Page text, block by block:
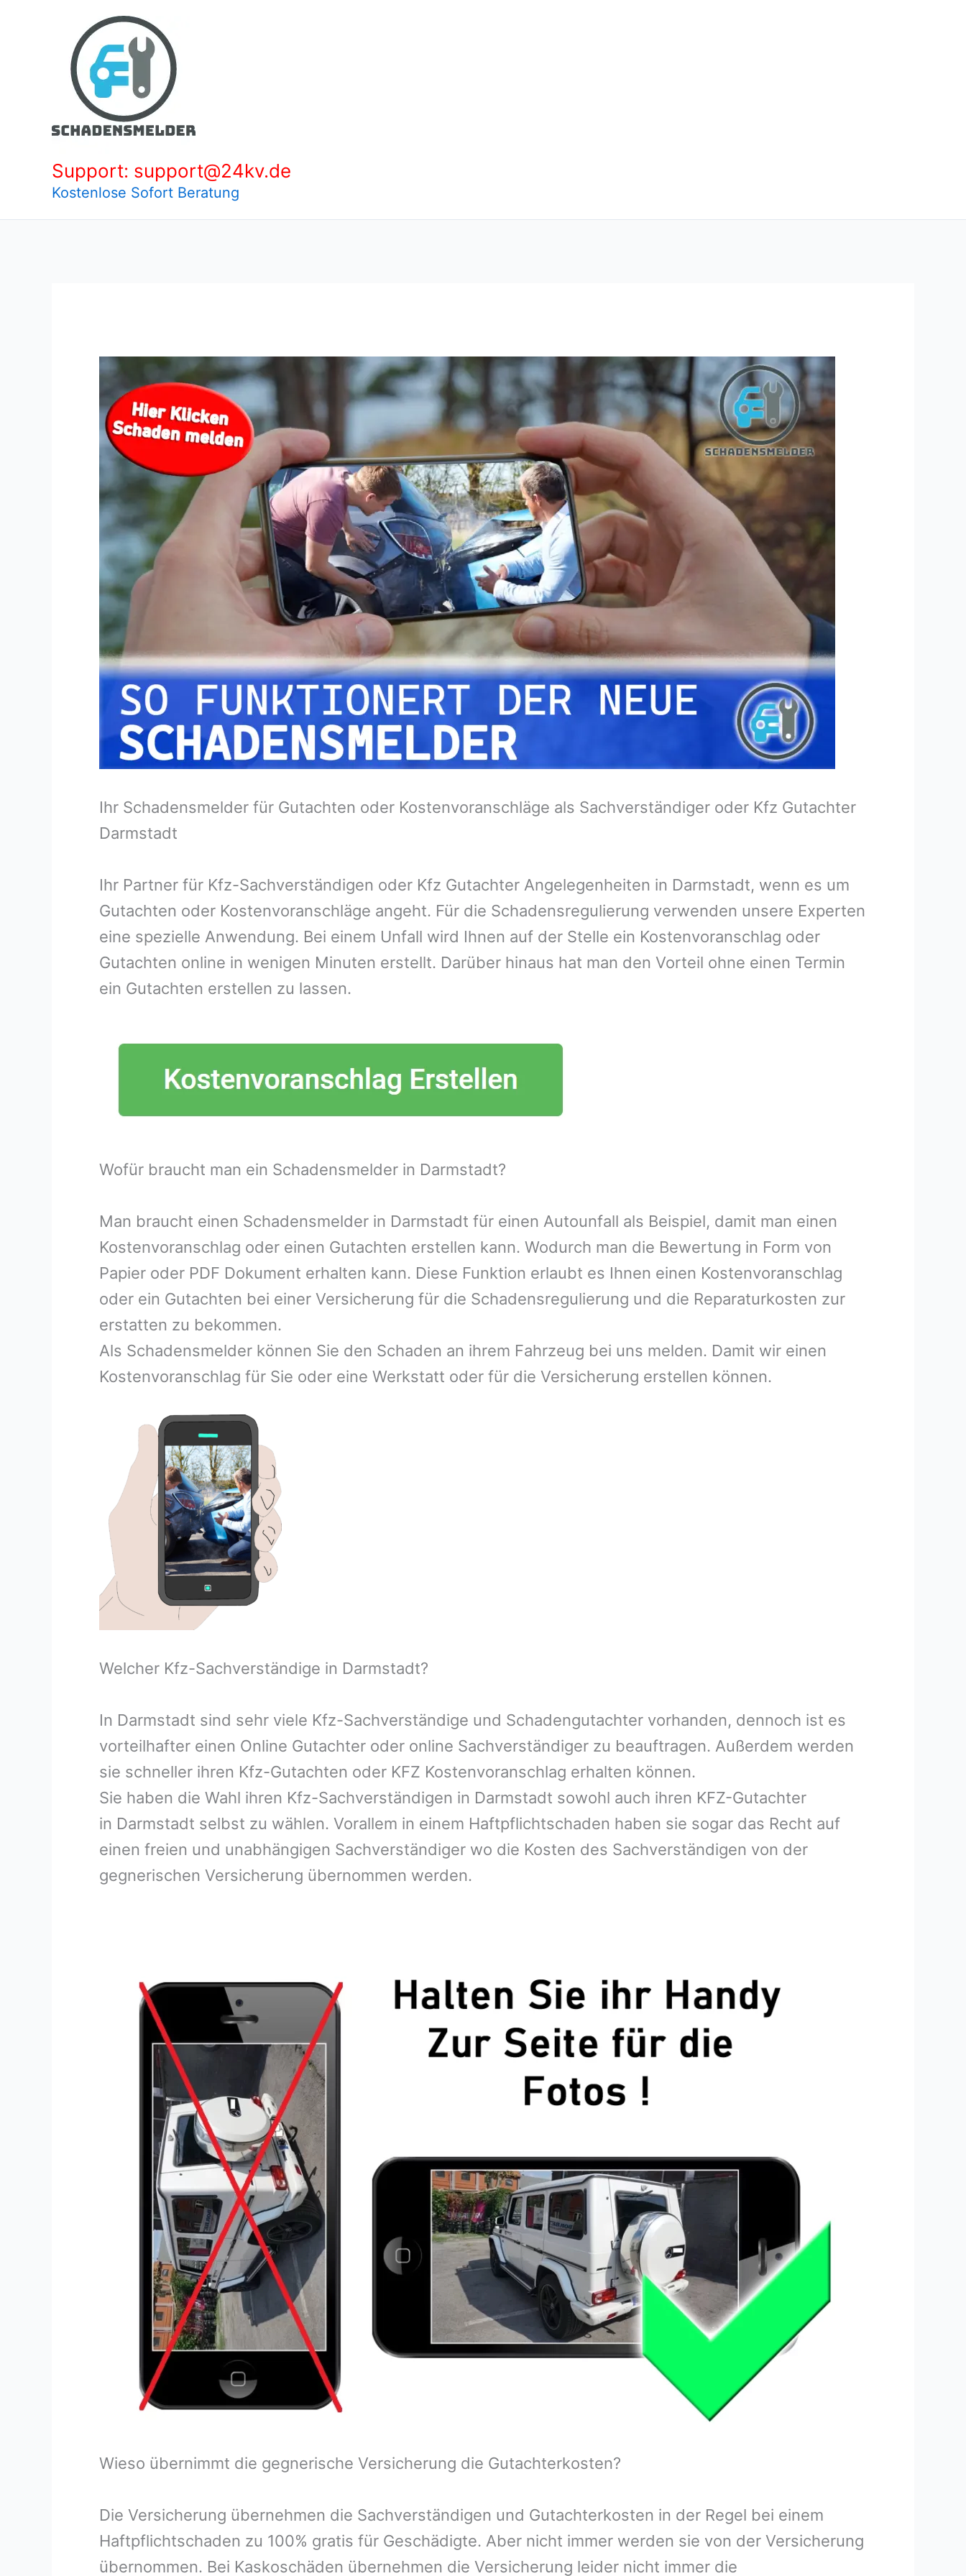
Support: support@24kv.de
Kostenlose Sofort Beratung
Ihr Schadensmelder für Gutachten oder Kostenvoranschläge als Sachverständiger oder Kfz Gutachter
Darmstadt
Ihr Partner für Kfz-Sachverständigen oder Kfz Gutachter Angelegenheiten in Darmstadt, wenn es um
Gutachten oder Kostenvoranschläge angeht. Für die Schadensregulierung verwenden unsere Experten
eine spezielle Anwendung. Bei einem Unfall wird Ihnen auf der Stelle ein Kostenvoranschlag oder
Gutachten online in wenigen Minuten erstellt. Darüber hinaus hat man den Vorteil ohne einen Termin
ein Gutachten erstellen zu lassen.
Wofür braucht man ein Schadensmelder in Darmstadt?
Man braucht einen Schadensmelder in Darmstadt für einen Autounfall als Beispiel, damit man einen
Kostenvoranschlag oder einen Gutachten erstellen kann. Wodurch man die Bewertung in Form von
Papier oder PDF Dokument erhalten kann. Diese Funktion erlaubt es Ihnen einen Kostenvoranschlag
oder ein Gutachten bei einer Versicherung für die Schadensregulierung und die Reparaturkosten zur
erstatten zu bekommen.
Als Schadensmelder können Sie den Schaden an ihrem Fahrzeug bei uns melden. Damit wir einen
Kostenvoranschlag für Sie oder eine Werkstatt oder für die Versicherung erstellen können.
Welcher Kfz-Sachverständige in Darmstadt?
In Darmstadt sind sehr viele Kfz-Sachverständige und Schadengutachter vorhanden, dennoch ist es
vorteilhafter einen Online Gutachter oder online Sachverständiger zu beauftragen. Außerdem werden
sie schneller ihren Kfz-Gutachten oder KFZ Kostenvoranschlag erhalten können.
Sie haben die Wahl ihren Kfz-Sachverständigen in Darmstadt sowohl auch ihren KFZ-Gutachter
in Darmstadt selbst zu wählen. Vorallem in einem Haftpflichtschaden haben sie sogar das Recht auf
einen freien und unabhängigen Sachverständiger wo die Kosten des Sachverständigen von der
gegnerischen Versicherung übernommen werden.
Wieso übernimmt die gegnerische Versicherung die Gutachterkosten?
Die Versicherung übernehmen die Sachverständigen und Gutachterkosten in der Regel bei einem
Haftpflichtschaden zu 100% gratis für Geschädigte. Aber nicht immer werden sie von der Versicherung
übernommen. Bei Kaskoschäden übernehmen die Versicherung leider nicht immer die